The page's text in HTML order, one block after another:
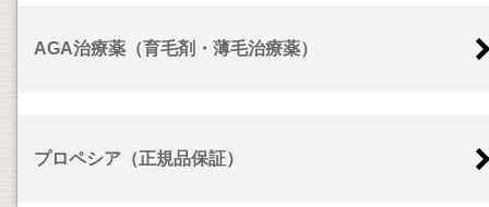
AGA治療薬（育毛剤・薄毛治療薬）
プロペシア（正規品保証）